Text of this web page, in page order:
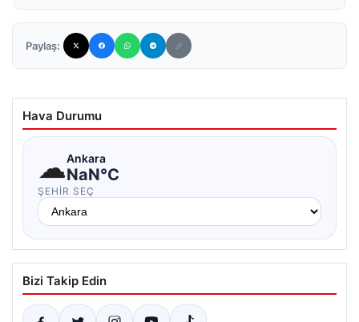
Paylaş:
Hava Durumu
☁Ankara
NaN°C
ŞEHIR SEÇ
Bizi Takip Edin